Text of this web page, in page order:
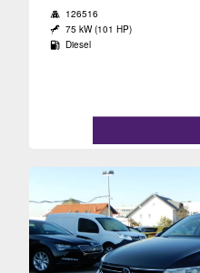
126516
75 kW (101 HP)
Diesel